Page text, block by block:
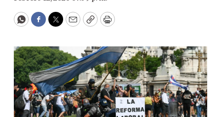
WhatsApp
Facebook
Twitter
EmailCopyPrint